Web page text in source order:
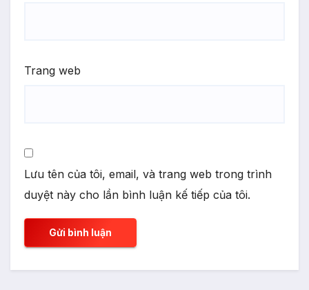
Trang web
Lưu tên của tôi, email, và trang web trong trình
duyệt này cho lần bình luận kế tiếp của tôi.